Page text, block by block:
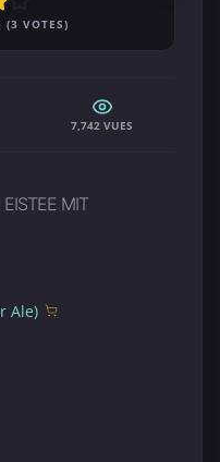
(3 VOTES)
7,742 VUES
MIT
Ale)